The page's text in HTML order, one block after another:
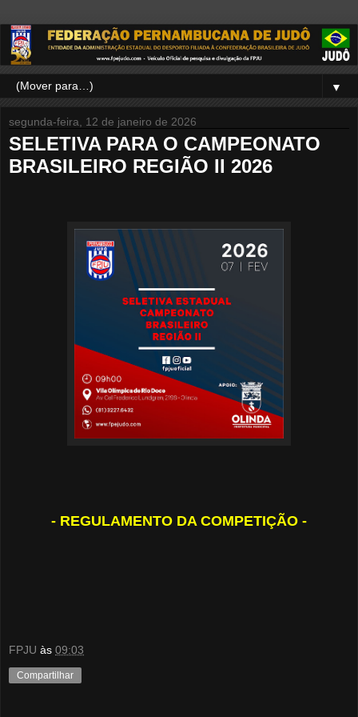
▼
segunda-feira, 12 de janeiro de 2026
SELETIVA PARA O CAMPEONATO
BRASILEIRO REGIÃO II 2026
- REGULAMENTO DA COMPETIÇÃO -
FPJU às 09:03
Compartilhar